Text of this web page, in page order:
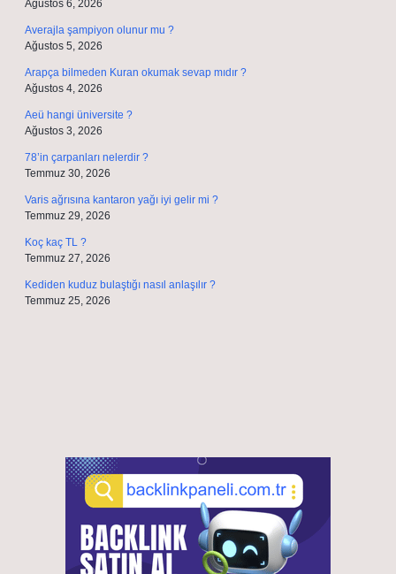
Ağustos 6, 2026
Averajla şampiyon olunur mu ?
Ağustos 5, 2026
Arapça bilmeden Kuran okumak sevap mıdır ?
Ağustos 4, 2026
Aeü hangi üniversite ?
Ağustos 3, 2026
78’in çarpanları nelerdir ?
Temmuz 30, 2026
Varis ağrısına kantaron yağı iyi gelir mi ?
Temmuz 29, 2026
Koç kaç TL ?
Temmuz 27, 2026
Kediden kuduz bulaştığı nasıl anlaşılır ?
Temmuz 25, 2026